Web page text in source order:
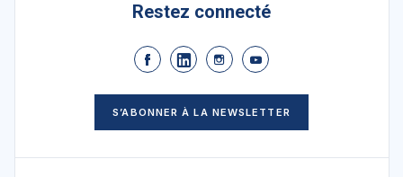
Restez connecté
S’ABONNER À LA NEWSLETTER